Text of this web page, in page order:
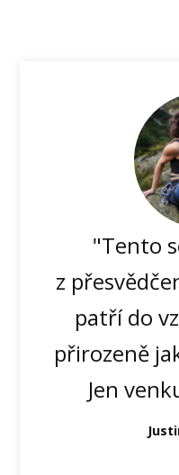
"Tento
z
patří do
přirozeně
Jen